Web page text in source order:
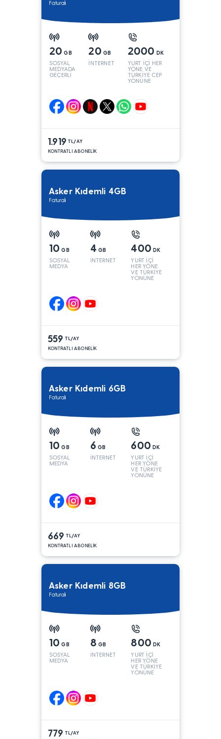
Faturalı
20 GB
SOSYAL
MEDYADA
GEÇERLİ
20 GB
İNTERNET
2000 DK
YURT İÇİ HER
YÖNE VE
TÜRKİYE CEP
YÖNÜNE
1.919 TL/AY
KONTRATLI ABONELİK
Asker Kıdemli 4GB
Faturalı
10 GB
SOSYAL
MEDYA
4 GB
İNTERNET
400 DK
YURT İÇİ
HER YÖNE
VE TÜRKİYE
YÖNÜNE
559 TL/AY
KONTRATLI ABONELİK
Asker Kıdemli 6GB
Faturalı
10 GB
SOSYAL
MEDYA
6 GB
İNTERNET
600 DK
YURT İÇİ
HER YÖNE
VE TÜRKİYE
YÖNÜNE
669 TL/AY
KONTRATLI ABONELİK
Asker Kıdemli 8GB
Faturalı
10 GB
SOSYAL
MEDYA
8 GB
İNTERNET
800 DK
YURT İÇİ
HER YÖNE
VE TÜRKİYE
YÖNÜNE
779 TL/AY